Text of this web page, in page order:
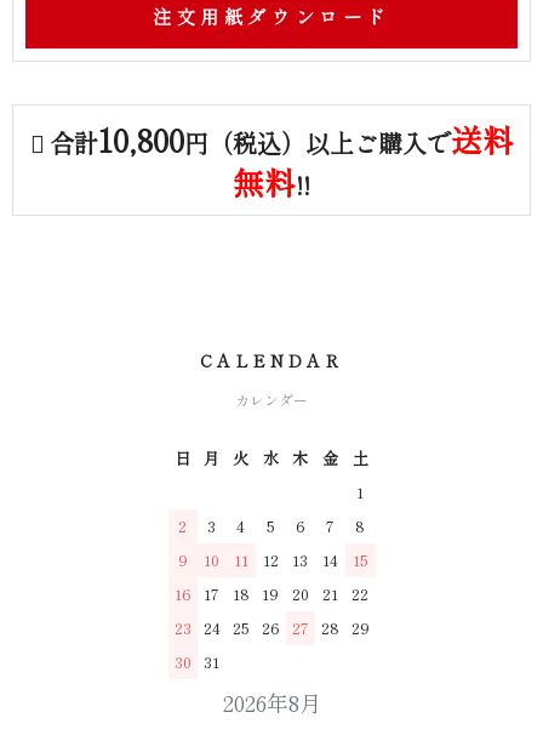
注文用紙ダウンロード
合計10,800円（税込）以上ご購入で送料
無料!!
CALENDAR
カレンダー
2026年8月
日 月 火 水 木 金
土
1
2
3 4 5 6 7
8
9
10 11 12 13 14
15
16
17 18 19 20 21
22
23 24 25 26 27 28 29
30
31